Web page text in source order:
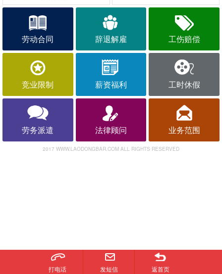
劳动合同 辞退解雇 工伤赔偿
竞业限制 薪资福利 工时休假
劳务派遣 法律顾问 业务范围
2017 WWW.LAODONGBAR.COM ALL RIGHTS RESERVED
打电话 发短信 返首页